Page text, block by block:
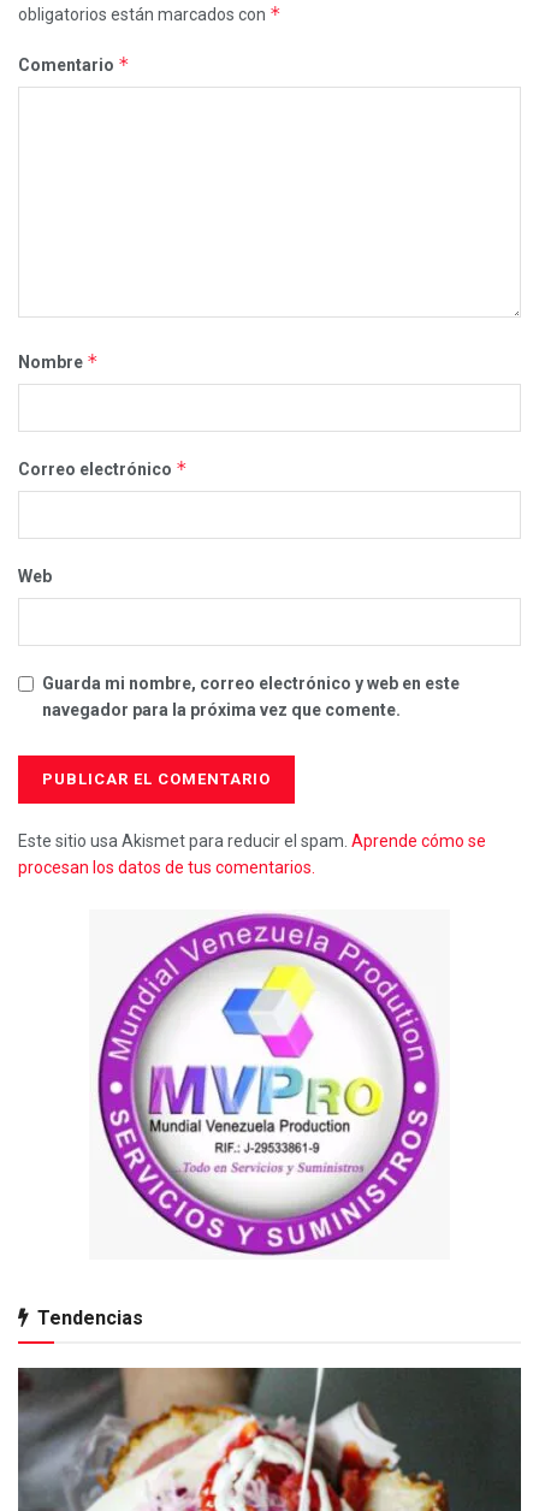
obligatorios están marcados con *
Comentario *
Nombre *
Correo electrónico *
Web
Guarda mi nombre, correo electrónico y web en este
navegador para la próxima vez que comente.
Este sitio usa Akismet para reducir el spam. Aprende cómo se
procesan los datos de tus comentarios.
Tendencias